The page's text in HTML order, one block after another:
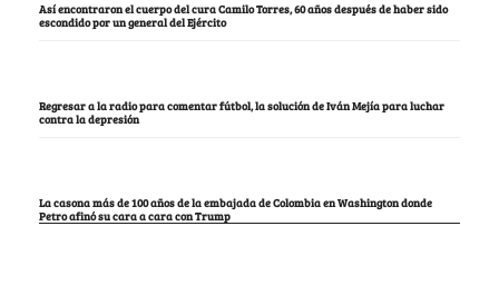
Así encontraron el cuerpo del cura Camilo Torres, 60 años después de haber sido
escondido por un general del Ejército
Regresar a la radio para comentar fútbol, la solución de Iván Mejía para luchar
contra la depresión
La casona más de 100 años de la embajada de Colombia en Washington donde
Petro afinó su cara a cara con Trump